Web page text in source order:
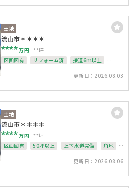
土地
流山市＊＊＊＊
****万円 **坪
区画図有
リフォーム済
接道6ｍ以上
更新日：2026.08.03
土地
流山市＊＊＊＊
****万円 **坪
区画図有
50坪以上 上下水道完備
角地
更新日：2026.08.06